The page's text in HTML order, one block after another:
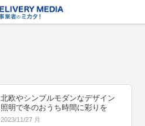
北欧やシンプルモダンなデザイン
照明で冬のおうち時間に彩りを
2023/11/27 月